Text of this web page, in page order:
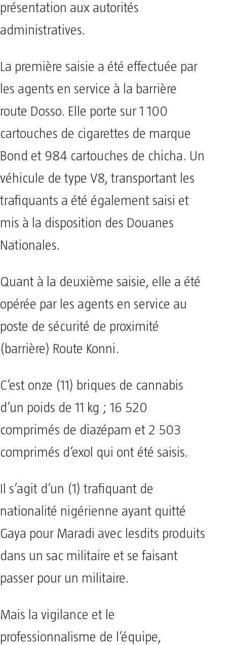
présentation aux autorités
administratives.
La première saisie a été effectuée par
les agents en service à la barrière
route Dosso. Elle porte sur 1 100
cartouches de cigarettes de marque
Bond et 984 cartouches de chicha. Un
véhicule de type V8, transportant les
trafiquants a été également saisi et
mis à la disposition des Douanes
Nationales.
Quant à la deuxième saisie, elle a été
opérée par les agents en service au
poste de sécurité de proximité
(barrière) Route Konni.
C’est onze (11) briques de cannabis
d’un poids de 11 kg ; 16 520
comprimés de diazépam et 2 503
comprimés d’exol qui ont été saisis.
Il s’agit d’un (1) trafiquant de
nationalité nigérienne ayant quitté
Gaya pour Maradi avec lesdits produits
dans un sac militaire et se faisant
passer pour un militaire.
Mais la vigilance et le
professionnalisme de l’équipe,